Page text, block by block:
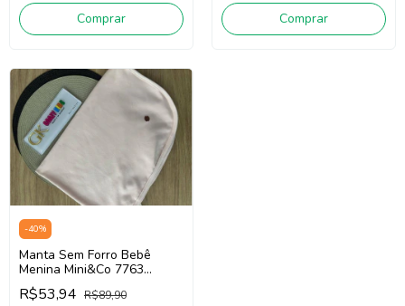
Comprar Comprar
-40%
Manta Sem Forro Bebê
Menina Mini&Co 7763
(Rosa)
R$53,94 R$89,90